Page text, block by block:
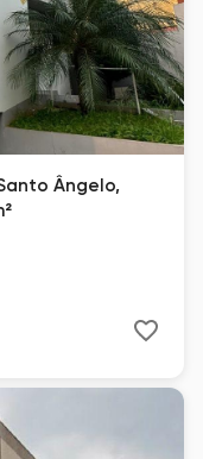
Ângelo,